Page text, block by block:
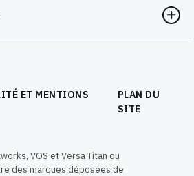
ET MENTIONS
PLAN DU
SITE
VOS et Versa Titan ou
des marques déposées de